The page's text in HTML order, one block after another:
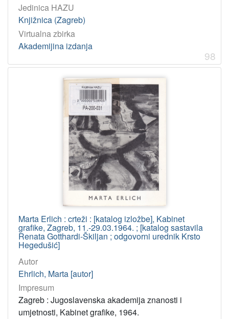
Jedinica HAZU
Knjižnica (Zagreb)
Virtualna zbirka
Akademijina izdanja
98
Marta Erlich : crteži : [katalog izložbe], Kabinet
grafike, Zagreb, 11.-29.03.1964. ; [katalog sastavila
Renata Gotthardi-Škiljan ; odgovorni urednik Krsto
Hegedušić]
Autor
Ehrlich, Marta [autor]
Impresum
Zagreb : Jugoslavenska akademija znanosti i
umjetnosti, Kabinet grafike, 1964.